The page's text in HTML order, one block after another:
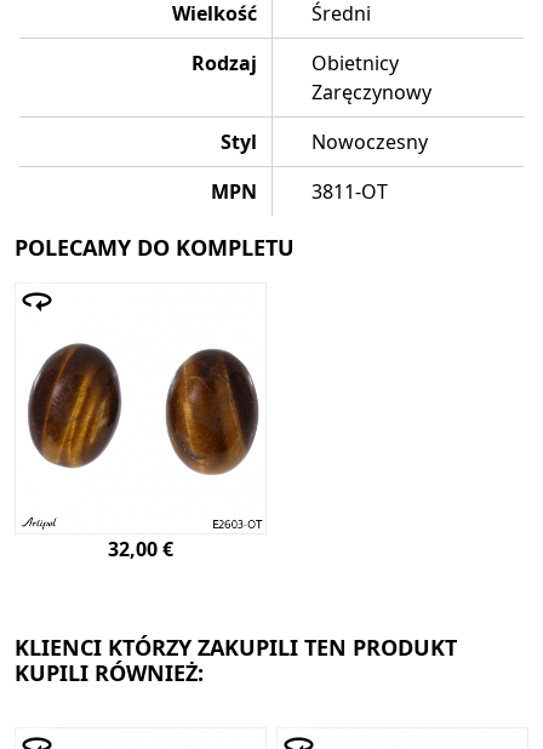
Wielkość
Średni
Rodzaj
Obietnicy
Zaręczynowy
Styl
Nowoczesny
MPN
3811-OT
POLECAMY DO KOMPLETU
32,00 €
KLIENCI KTÓRZY ZAKUPILI TEN PRODUKT
KUPILI RÓWNIEŻ: